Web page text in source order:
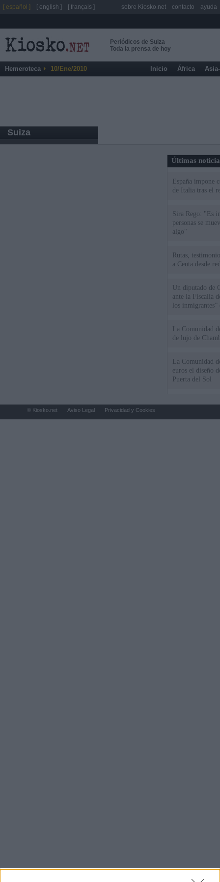
Periódicos de Suiza
Toda la prensa de hoy
Hemeroteca 10/Ene/2010 Inicio África
Suiza
Últimas
España impone
de Italia tras el
Sira Rego: "Es
personas se
algo"
Rutas,
a Ceuta desde
Un diputado de
ante la Fiscalía
los inmigrantes”
La Comunidad
de lujo de
La Comunidad
euros el diseño
Puerta del Sol
[ español ] [ english ] [ français ] sobre Kiosko.net contacto ayuda
© Kiosko.net Aviso Legal Privacidad y Cookies